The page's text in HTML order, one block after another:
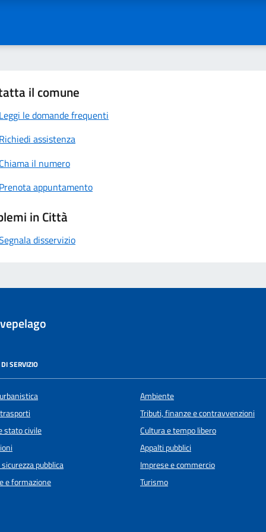
il comune
Leggi le domande frequenti
Richiedi assistenza
Chiama il numero
Prenota appuntamento
in Città
disservizio
SERVIZIO
stato civile
pubblica
e formazione
Ambiente
Tributi, finanze e contravvenzioni
Cultura e tempo libero
Appalti pubblici
Imprese e commercio
Turismo